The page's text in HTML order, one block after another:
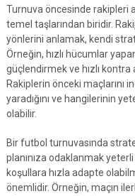
Turnuva öncesinde rakipleri
temel taşlarından biridir.
yönlerini anlamak, kendi
Örneğin, hızlı hücumlar
güçlendirmek ve hızlı
Rakiplerin önceki maçlarını
yaradığını ve hangilerinin
olabilir.
Bir futbol turnuvasında
planınıza odaklanmak
koşullara hızla adapte
önemlidir. Örneğin, maçın